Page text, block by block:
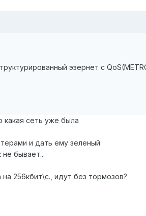
эзернет с
какая сеть уже была
и дать ему зеленый
бывает...
256кбит\с., идут без тормозов?